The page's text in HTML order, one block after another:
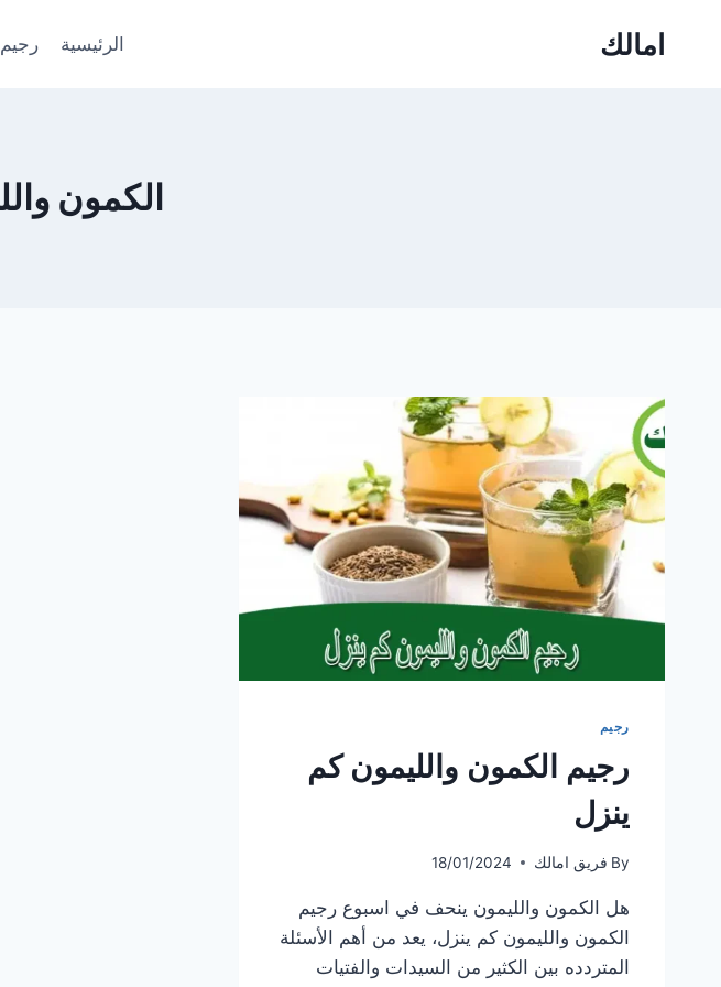
امالك الرئيسية رجيم
الكمون
رجيم
رجيم الكمون والليمون كم
ينزل
By فريق امالك 18/01/2024
هل الكمون والليمون ينحف في اسبوع رجيم
الكمون والليمون كم ينزل، يعد من أهم الأسئلة
المتردده بين الكثير من السيدات والفتيات